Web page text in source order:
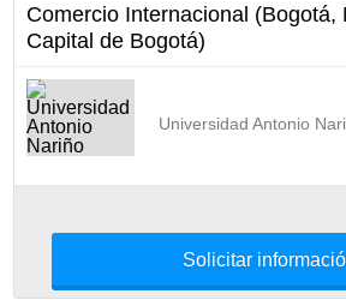
Comercio Internacional (Bogotá,
Capital de Bogotá)
Universidad Antonio
Solicitar